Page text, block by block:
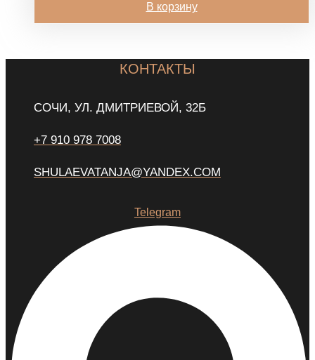
В корзину
КОНТАКТЫ
СОЧИ, УЛ. ДМИТРИЕВОЙ, 32Б
+7 910 978 7008
SHULAEVATANJA@YANDEX.COM
Telegram